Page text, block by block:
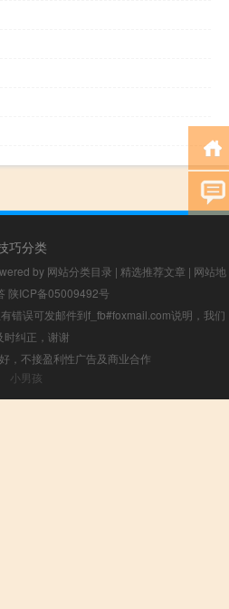
巧分类
by 网站分类目录 | 精选推荐文章 | 网站地
陕ICP备05009492号
错误可发邮件到f_fb#foxmail.com说明，我们
时纠正，谢谢
，不接盈利性广告及商业合作
小男孩